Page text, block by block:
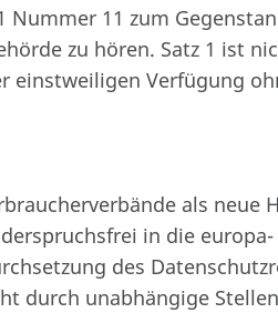
Nummer 11 zum
zu hören. Satz 1 ist
einstweiligen Verfügung
als
in die
des
durch unabhängige